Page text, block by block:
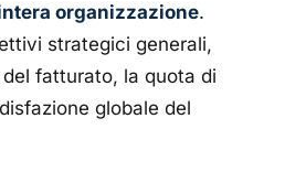
organizzazione.
strategici generali,
fatturato, la quota di
globale del